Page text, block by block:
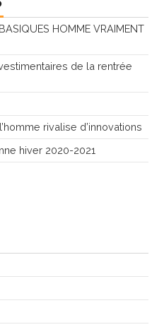
HOMME VRAIMENT
de la rentrée
rivalise d’innovations
hiver 2020-2021